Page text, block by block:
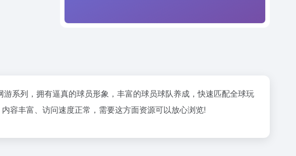
系列，拥有逼真的球员形象，丰富的球员球队养成，快速匹配全球玩
容丰富、访问速度正常，需要这方面资源可以放心浏览!